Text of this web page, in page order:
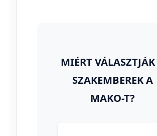
MIÉRT
SZAKEMBEREK A
MAKO-T?